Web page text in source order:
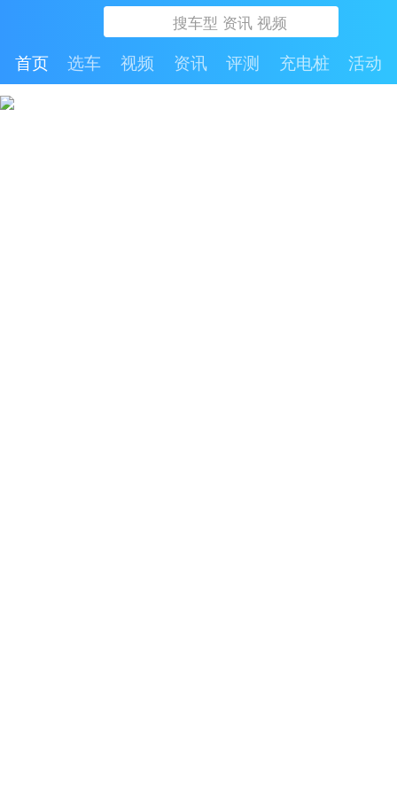
首页 选车 视频 资讯 评测 充电桩 活动